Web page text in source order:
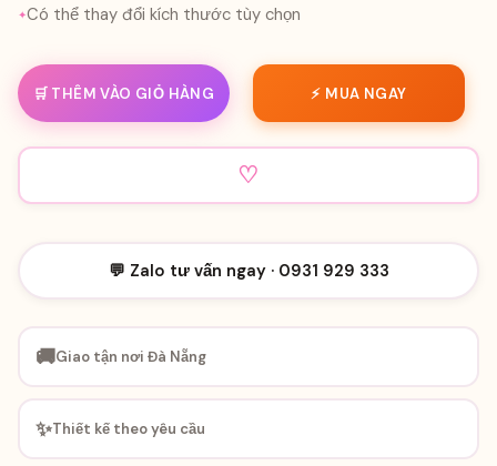
Có thể thay đổi kích thước tùy chọn
🛒 THÊM VÀO GIỎ HÀNG ⚡ MUA NGAY
♡
💬 Zalo tư vấn ngay · 0931 929 333
🚚Giao tận nơi Đà Nẵng
✨Thiết kế theo yêu cầu